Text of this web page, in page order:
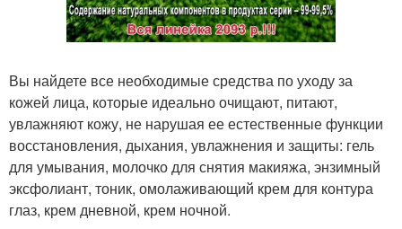
Вы найдете все необходимые средства по уходу за
кожей лица, которые идеально очищают, питают,
увлажняют кожу, не нарушая ее естественные функции
восстановления, дыхания, увлажнения и защиты: гель
для умывания, молочко для снятия макияжа, энзимный
эксфолиант, тоник, омолаживающий крем для контура
глаз, крем дневной, крем ночной.